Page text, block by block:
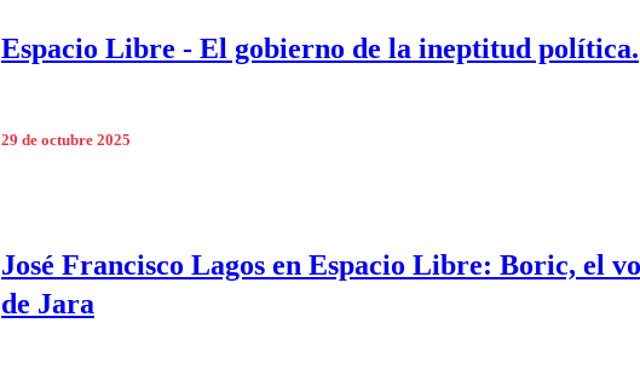
Espacio Libre - El gobierno de la ineptitud política.
29 de octubre 2025
José Francisco Lagos en Espacio Libre: Boric, el
de Jara